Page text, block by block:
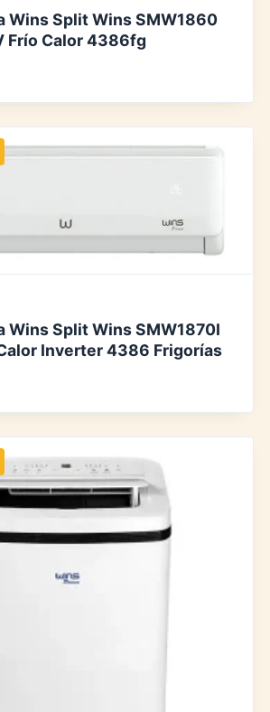
Wins Split Wins SMW1860
Frío Calor 4386fg
Wins Split Wins SMW1870I
Inverter 4386 Frigorías